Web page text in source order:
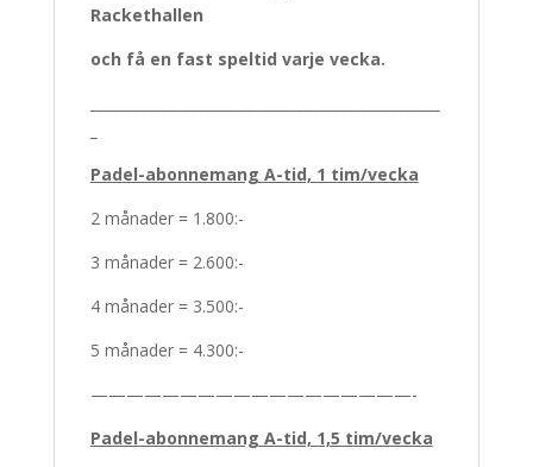
Rackethallen
och få en fast speltid varje vecka.
Padel-abonnemang A-tid, 1 tim/vecka
2 månader = 1.800:-
3 månader = 2.600:-
4 månader = 3.500:-
5 månader = 4.300:-­­­­­­­­­­­­­­­­­­­
——————————————————-
Padel-abonnemang A-tid, 1,5 tim/vecka